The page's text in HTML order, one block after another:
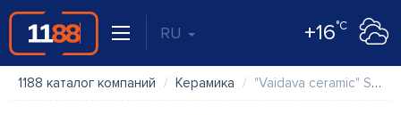
RU +16°C
1188 каталог компаний Керамика "Vaidava ceramic" SIA "Rebeka"